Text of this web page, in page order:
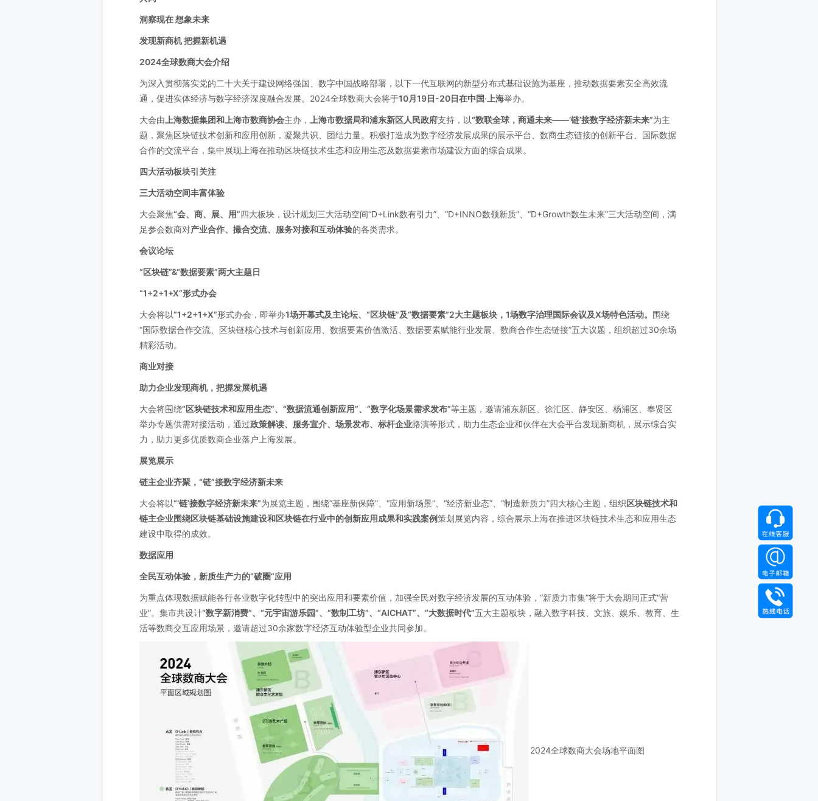
洞察现在 想象未来
发现新商机 把握新机遇
2024全球数商大会介绍
为深入贯彻落实党的二十大关于建设网络强国、数字中国战略部署，以下一代互联网的新型分布式基础设施为基座，推动数据要素安全高效流
通，促进实体经济与数字经济深度融合发展。2024全球数商大会将于10月19日-20日在中国·上海举办。
大会由 上海数据集团和上海市数商协会主办， 上海市数据局和浦东新区人民政府支持，以“数联全球，商通未来——‘链’接数字经济新未来”为主
题，聚焦区块链技术创新和应用创新，凝聚共识、团结力量。积极打造成为数字经济发展成果的展示平台、数商生态链接的创新平台、国际数据
合作的交流平台，集中展现上海在推动区块链技术生态和应用生态及数据要素市场建设方面的综合成果。
四大活动板块引关注
三大活动空间丰富体验
大会聚焦“会、商、展、用”四大板块，设计规划三大活动空间“D+Link数有引力”、“D+INNO数领新质”、“D+Growth数生未来”三大活动空间，满
足参会数商对产业合作、撮合交流、服务对接和互动体验的各类需求。
会议论坛
“区块链”&“数据要素”两大主题日
“1+2+1+X”形式办会
大会将以“1+2+1+X”形式办会，即举办1场开幕式及主论坛、“区块链”及“数据要素”2大主题板块，1场数字治理国际会议及X场特色活动。 围绕
“国际数据合作交流、区块链核心技术与创新应用、数据要素价值激活、数据要素赋能行业发展、数商合作生态链接”五大议题，组织超过30余场
精彩活动。
商业对接
助力企业发现商机，把握发展机遇
大会将围绕“区块链技术和应用生态”、“数据流通创新应用”、“数字化场景需求发布”等主题，邀请浦东新区、徐汇区、静安区、杨浦区、奉贤区
举办专题供需对接活动，通过政策解读、服务宣介、场景发布、标杆企业路演等形式，助力生态企业和伙伴在大会平台发现新商机，展示综合实
力，助力更多优质数商企业落户上海发展。
展览展示
链主企业齐聚，“链”接数字经济新未来
大会将以“‘链’接数字经济新未来”为展览主题，围绕“基座新保障”、“应用新场景”、“经济新业态”、“制造新质力”四大核心主题，组织区块链技术和
链主企业围绕区块链基础设施建设和区块链在行业中的创新应用成果和实践案例策划展览内容，综合展示上海在推进区块链技术生态和应用生态
建设中取得的成效。
数据应用
全民互动体验，新质生产力的“破圈”应用
为重点体现数据赋能各行各业数字化转型中的突出应用和要素价值，加强全民对数字经济发展的互动体验，“新质力市集”将于大会期间正式“营
业”。集市共设计“数字新消费”、“元宇宙游乐园”、“数制工坊”、“AICHAT”、“大数据时代”五大主题板块，融入数字科技、文旅、娱乐、教育、生
活等数商交互应用场景，邀请超过30余家数字经济互动体验型企业共同参加。
2024全球数商大会场地平面图